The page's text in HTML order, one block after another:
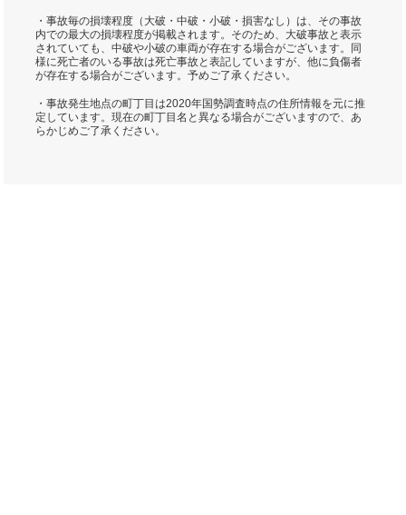
・事故毎の損壊程度（大破・中破・小破・損害なし）は、その事故
内での最大の損壊程度が掲載されます。そのため、大破事故と表示
されていても、中破や小破の車両が存在する場合がございます。同
様に死亡者のいる事故は死亡事故と表記していますが、他に負傷者
が存在する場合がございます。予めご了承ください。
・事故発生地点の町丁目は2020年国勢調査時点の住所情報を元に推
定しています。現在の町丁目名と異なる場合がございますので、あ
らかじめご了承ください。